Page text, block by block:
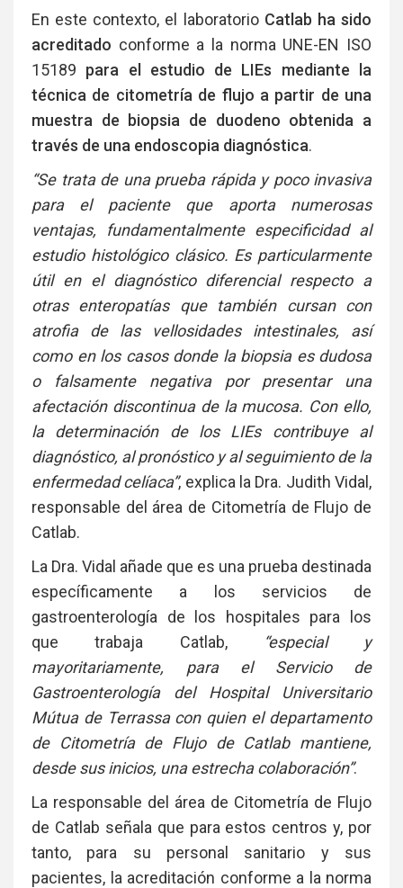
En este contexto, el laboratorio Catlab ha sido
acreditado conforme a la norma UNE-EN ISO
15189 para el estudio de LIEs mediante la
técnica de citometría de flujo a partir de una
muestra de biopsia de duodeno obtenida a
través de una endoscopia diagnóstica.
“Se trata de una prueba rápida y poco invasiva
para el paciente que aporta numerosas
ventajas, fundamentalmente especificidad al
estudio histológico clásico. Es particularmente
útil en el diagnóstico diferencial respecto a
otras enteropatías que también cursan con
atrofia de las vellosidades intestinales, así
como en los casos donde la biopsia es dudosa
o falsamente negativa por presentar una
afectación discontinua de la mucosa. Con ello,
la determinación de los LIEs contribuye al
diagnóstico, al pronóstico y al seguimiento de la
enfermedad celíaca”, explica la Dra. Judith Vidal,
responsable del área de Citometría de Flujo de
Catlab.
La Dra. Vidal añade que es una prueba destinada
específicamente a los servicios de
gastroenterología de los hospitales para los
que trabaja Catlab,
“especial y
mayoritariamente, para el Servicio de
Gastroenterología del Hospital Universitario
Mútua de Terrassa con quien el departamento
de Citometría de Flujo de Catlab mantiene,
desde sus inicios, una estrecha colaboración”.
La responsable del área de Citometría de Flujo
de Catlab señala que para estos centros y, por
tanto, para su personal sanitario y sus
pacientes, la acreditación conforme a la norma